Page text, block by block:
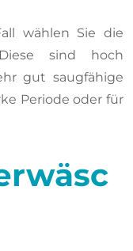
wählen Sie die
sind hoch
gut saugfähige
Periode oder für